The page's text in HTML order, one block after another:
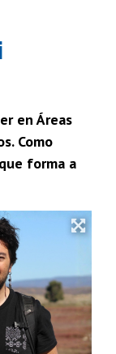
en Áreas
Como
forma a